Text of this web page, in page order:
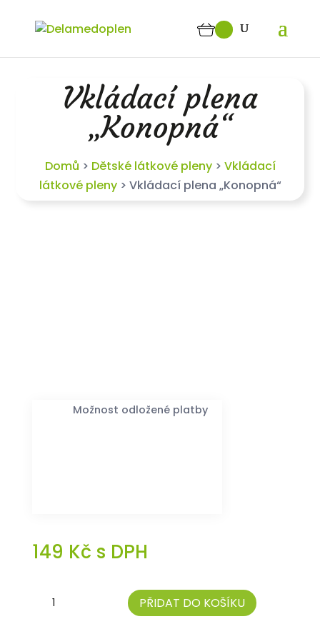
Vkládací plena
„Konopná“
Domů > Dětské látkové pleny> Vkládací
látkové pleny> Vkládací plena „Konopná“
Možnost odložené platby
149 Kč s DPH
plena
PŘIDAT DO KOŠÍKU